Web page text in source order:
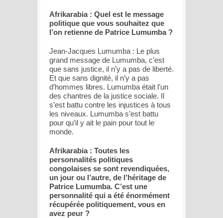
Afrikarabia : Quel est le message
politique que vous souhaitez que
l’on retienne de Patrice Lumumba ?
Jean-Jacques Lumumba : Le plus
grand message de Lumumba, c’est
que sans justice, il n’y a pas de liberté.
Et que sans dignité, il n’y a pas
d’hommes libres. Lumumba était l’un
des chantres de la justice sociale. Il
s’est battu contre les injustices à tous
les niveaux. Lumumba s’est battu
pour qu’il y ait le pain pour tout le
monde.
Afrikarabia : Toutes les
personnalités politiques
congolaises se sont revendiquées,
un jour ou l’autre, de l’héritage de
Patrice Lumumba. C’est une
personnalité qui a été énormément
récupérée politiquement, vous en
avez peur ?